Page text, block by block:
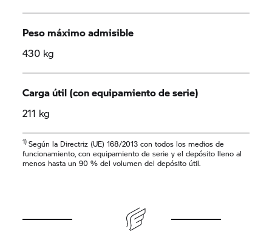
Peso máximo admisible
430 kg
Carga útil (con equipamiento de serie)
211 kg
1)Según la Directriz (UE) 168/2013 con todos los medios de
funcionamiento, con equipamiento de serie y el depósito lleno al
menos hasta un 90 % del volumen del depósito útil.